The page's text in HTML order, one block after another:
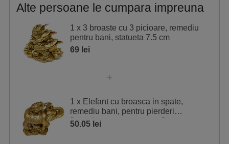
Alte persoane le cumpara impreuna
1 x 3 broaste cu 3 picioare, remediu
pentru bani, statueta 7.5 cm
69 lei
1 x Elefant cu broasca in spate,
remediu bani, pentru pierderi
financiare, statueta mare 9 cm
50.05 lei